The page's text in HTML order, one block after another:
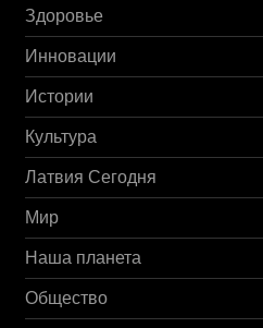
Здоровье
Инновации
Истории
Культура
Латвия Сегодня
Мир
Наша планета
Общество